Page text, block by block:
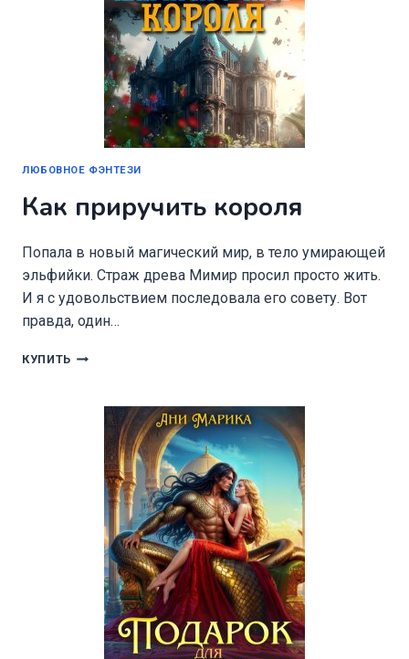
ЛЮБОВНОЕ ФЭНТЕЗИ
Как приручить короля
Попала в новый магический мир, в тело умирающей
эльфийки. Страж древа Мимир просил просто жить.
И я с удовольствием последовала его совету. Вот
правда, один…
КУПИТЬ КАК